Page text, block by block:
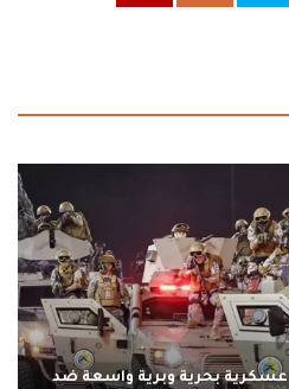
بحرية وبرية واسعة ضد